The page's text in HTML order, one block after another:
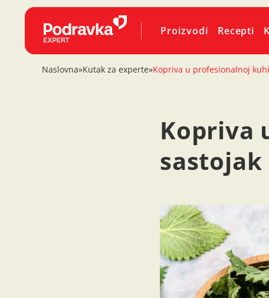
Proizvodi Recepti
Naslovna»Kutak za experte»Kopriva u profesionalnoj
Kopriva